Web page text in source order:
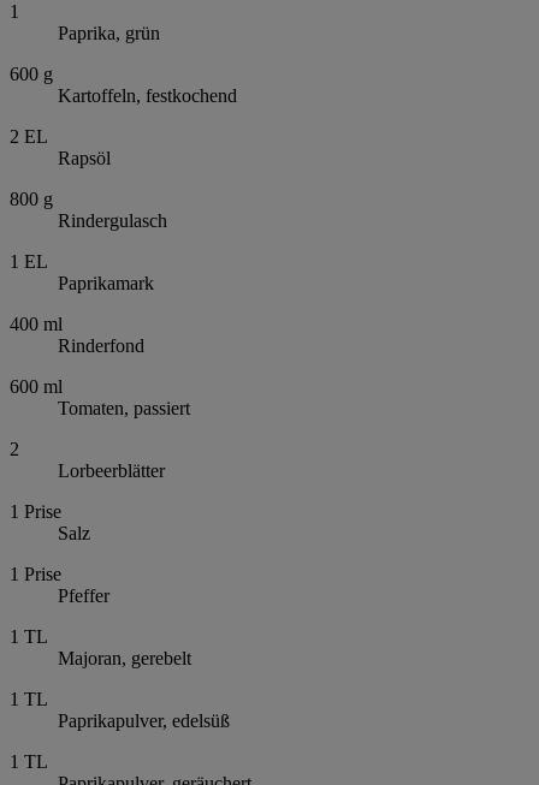
1
Paprika, grün
600 g
Kartoffeln, festkochend
2 EL
Rapsöl
800 g
Rindergulasch
1 EL
Paprikamark
400 ml
Rinderfond
600 ml
Tomaten, passiert
2
Lorbeerblätter
1 Prise
Salz
1 Prise
Pfeffer
1 TL
Majoran, gerebelt
1 TL
Paprikapulver, edelsüß
1 TL